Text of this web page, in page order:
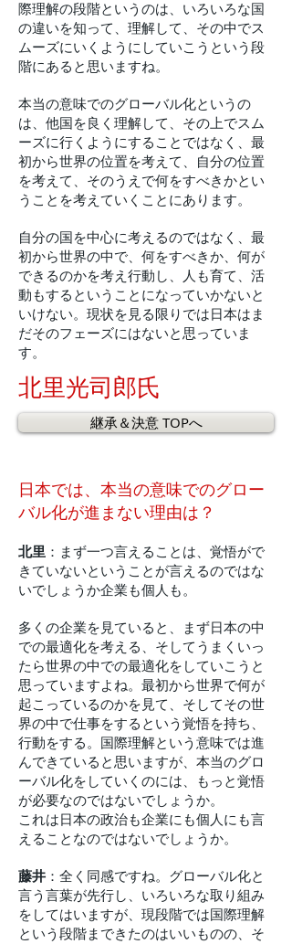
際理解の段階というのは、いろいろな国
の違いを知って、理解して、その中でス
ムーズにいくようにしていこうという段
階にあると思いますね。
本当の意味でのグローバル化というの
は、他国を良く理解して、その上でスム
ーズに行くようにすることではなく、最
初から世界の位置を考えて、自分の位置
を考えて、そのうえで何をすべきかとい
うことを考えていくことにあります。
自分の国を中心に考えるのではなく、最
初から世界の中で、何をすべきか、何が
できるのかを考え行動し、人も育て、活
動もするということになっていかないと
いけない。現状を見る限りでは日本はま
だそのフェーズにはないと思っていま
す。
北里光司郎氏
継承＆決意 TOPへ
日本では、本当の意味でのグロー
バル化が進まない理由は？
北里 ：まず一つ言えることは、覚悟がで
きていないということが言えるのではな
いでしょうか企業も個人も。
多くの企業を見ていると、まず日本の中
での最適化を考える、そしてうまくいっ
たら世界の中での最適化をしていこうと
思っていますよね。最初から世界で何が
起こっているのかを見て、そしてその世
界の中で仕事をするという覚悟を持ち、
行動をする。国際理解という意味では進
んできていると思いますが、本当のグロ
ーバル化をしていくのには、もっと覚悟
が必要なのではないでしょうか。
これは日本の政治も企業にも個人にも言
えることなのではないでしょうか。
藤井 ：全く同感ですね。グローバル化と
言う言葉が先行し、いろいろな取り組み
をしてはいますが、現段階では国際理解
という段階まできたのはいいものの、そ